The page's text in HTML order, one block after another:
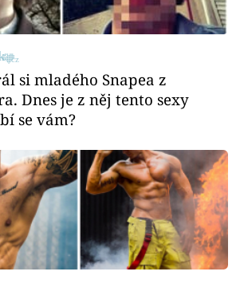
si mladého Snapea z
Dnes je z něj tento sexy
se vám?